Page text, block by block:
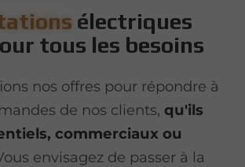
électriques
tous les besoins
nos offres pour répondre à
de nos clients,qu'ils
commerciaux ou
envisagez de passer à la